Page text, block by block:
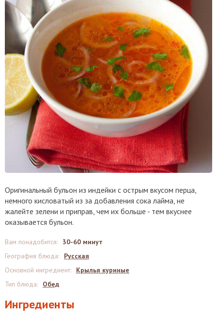
Оригинальный бульон из индейки с острым вкусом перца,
немного кисловатый из за добавления сока лайма, не
жалейте зелени и приправ, чем их больше - тем вкуснее
оказывается бульон.
Ингредиенты
Вам понадобится:
30-60 минут
География блюда:
Русская
Основной ингредиент:
Крылья куриные
Тип блюда: Обед